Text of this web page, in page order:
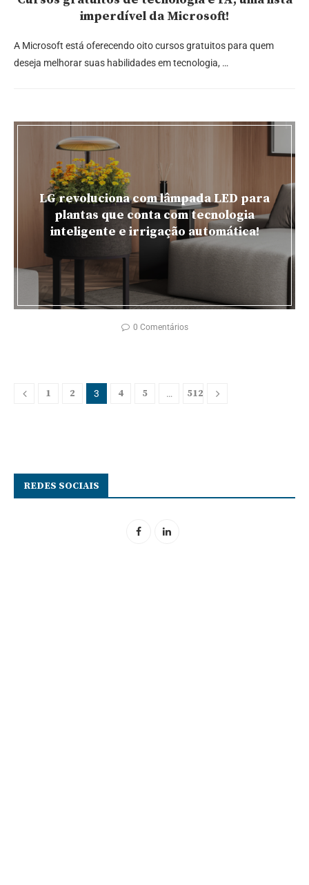
imperdível da Microsoft!
A Microsoft está oferecendo oito cursos gratuitos para quem
deseja melhorar suas habilidades em tecnologia, …
LG revoluciona com lâmpada LED para
plantas que conta com tecnologia
inteligente e irrigação automática!
0 Comentários
1 2 3 4 5 … 512
REDES SOCIAIS